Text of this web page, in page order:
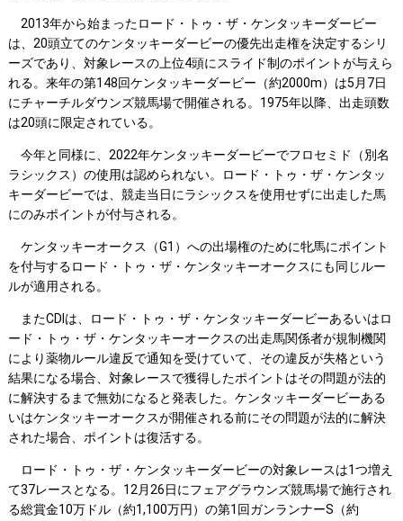
2013年から始まったロード・トゥ・ザ・ケンタッキーダービー
は、20頭立てのケンタッキーダービーの優先出走権を決定するシリ
ーズであり、対象レースの上位4頭にスライド制のポイントが与えら
れる。来年の第148回ケンタッキーダービー（約2000m）は5月7日
にチャーチルダウンズ競馬場で開催される。1975年以降、出走頭数
は20頭に限定されている。
今年と同様に、2022年ケンタッキーダービーでフロセミド（別名
ラシックス）の使用は認められない。ロード・トゥ・ザ・ケンタッ
キーダービーでは、競走当日にラシックスを使用せずに出走した馬
にのみポイントが付与される。
ケンタッキーオークス（G1）への出場権のために牝馬にポイント
を付与するロード・トゥ・ザ・ケンタッキーオークスにも同じルー
ルが適用される。
またCDIは、ロード・トゥ・ザ・ケンタッキーダービーあるいはロ
ード・トゥ・ザ・ケンタッキーオークスの出走馬関係者が規制機関
により薬物ルール違反で通知を受けていて、その違反が失格という
結果になる場合、対象レースで獲得したポイントはその問題が法的
に解決するまで無効になると発表した。ケンタッキーダービーある
いはケンタッキーオークスが開催される前にその問題が法的に解決
された場合、ポイントは復活する。
ロード・トゥ・ザ・ケンタッキーダービーの対象レースは1つ増え
て37レースとなる。12月26日にフェアグラウンズ競馬場で施行され
る総賞金10万ドル（約1,100万円）の第1回ガンランナーS（約